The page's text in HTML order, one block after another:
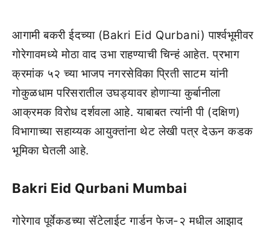
आगामी बकरी ईदच्या (Bakri Eid Qurbani) पार्श्वभूमीवर
गोरेगावमध्ये मोठा वाद उभा राहण्याची चिन्हं आहेत. प्रभाग
क्रमांक ५२ च्या भाजप नगरसेविका प्रिती साटम यांनी
गोकुळधाम परिसरातील उघड्यावर होणाऱ्या कुर्बानीला
आक्रमक विरोध दर्शवला आहे. याबाबत त्यांनी पी (दक्षिण)
विभागाच्या सहाय्यक आयुक्तांना थेट लेखी पत्र देऊन कडक
भूमिका घेतली आहे.
Bakri Eid Qurbani Mumbai
गोरेगाव पूर्वेकडच्या सॅटेलाईट गार्डन फेज-२ मधील आझाद